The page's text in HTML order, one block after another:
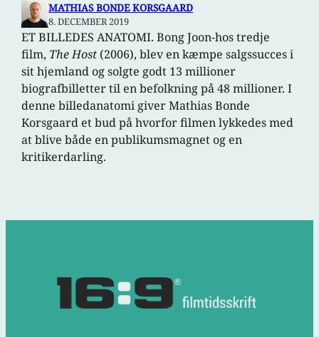
MATHIAS BONDE KORSGAARD
8. DECEMBER 2019
ET BILLEDES ANATOMI. Bong Joon-hos tredje
film, The Host (2006), blev en kæmpe salgssucces i
sit hjemland og solgte godt 13 millioner
biografbilletter til en befolkning på 48 millioner. I
denne billedanatomi giver Mathias Bonde
Korsgaard et bud på hvorfor filmen lykkedes med
at blive både en publikumsmagnet og en
kritikerdarling.